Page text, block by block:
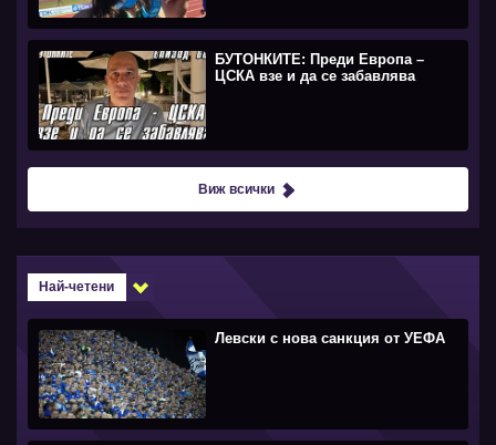
БУТОНКИТЕ: Преди Европа –
ЦСКА взе и да се забавлява
Виж всички
Най-четени
Левски с нова санкция от УЕФА